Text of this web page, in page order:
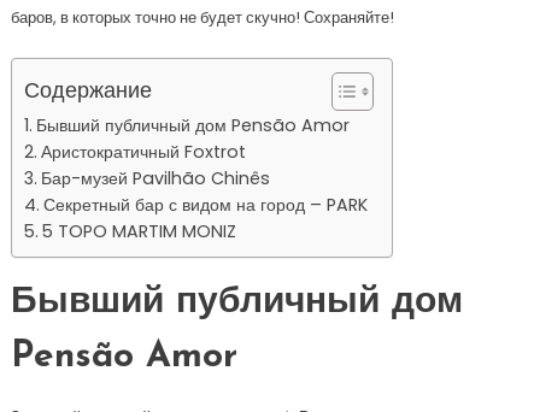
баров, в которых точно не будет скучно! Сохраняйте!
Содержание
Бывший публичный дом Pensão Amor
Аристократичный Foxtrot
Бар-музей Pavilhão Chinês
Секретный бар с видом на город – PARK
5 TOPO MARTIM MONIZ
Бывший публичный дом
Pensão Amor